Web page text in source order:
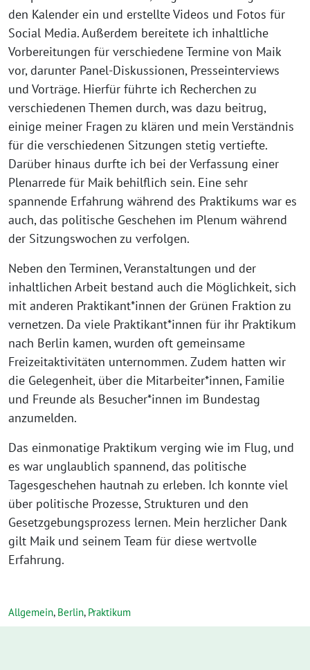
den Kalender ein und erstellte Videos und Fotos für
Social Media. Außerdem bereitete ich inhaltliche
Vorbereitungen für verschiedene Termine von Maik
vor, darunter Panel-Diskussionen, Presseinterviews
und Vorträge. Hierfür führte ich Recherchen zu
verschiedenen Themen durch, was dazu beitrug,
einige meiner Fragen zu klären und mein Verständnis
für die verschiedenen Sitzungen stetig vertiefte.
Darüber hinaus durfte ich bei der Verfassung einer
Plenarrede für Maik behilflich sein. Eine sehr
spannende Erfahrung während des Praktikums war es
auch, das politische Geschehen im Plenum während
der Sitzungswochen zu verfolgen.
Neben den Terminen, Veranstaltungen und der
inhaltlichen Arbeit bestand auch die Möglichkeit, sich
mit anderen Praktikant*innen der Grünen Fraktion zu
vernetzen. Da viele Praktikant*innen für ihr Praktikum
nach Berlin kamen, wurden oft gemeinsame
Freizeitaktivitäten unternommen. Zudem hatten wir
die Gelegenheit, über die Mitarbeiter*innen, Familie
und Freunde als Besucher*innen im Bundestag
anzumelden.
Das einmonatige Praktikum verging wie im Flug, und
es war unglaublich spannend, das politische
Tagesgeschehen hautnah zu erleben. Ich konnte viel
über politische Prozesse, Strukturen und den
Gesetzgebungsprozess lernen. Mein herzlicher Dank
gilt Maik und seinem Team für diese wertvolle
Erfahrung.
Allgemein, Berlin, Praktikum